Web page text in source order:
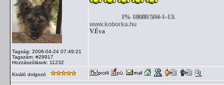
Tagság: 2006-04-24 07:49:21
Tagszám: #29917
Hozzászólások: 11232
1% 18680504-1-13.
www.koborka.hu
V.Éva
Kiváló dolgozó